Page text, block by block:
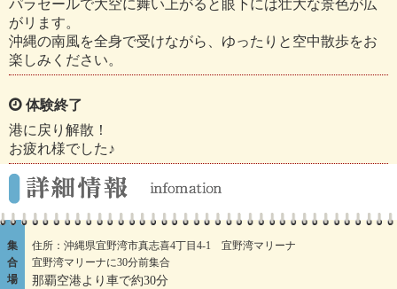
パラセールで大空に舞い上がると眼下には壮大な景色が広
がリます。
沖縄の南風を全身で受けながら、ゆったりと空中散歩をお
楽しみください。
体験終了
港に戻り解散！
お疲れ様でした♪
集
合
場
住所：沖縄県宜野湾市真志喜4丁目4-1 宜野湾マリーナ
宜野湾マリーナに30分前集合
那覇空港より車で約30分